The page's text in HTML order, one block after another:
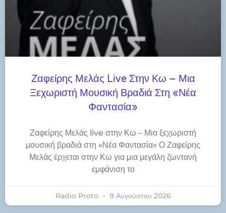
Ζαφείρης Μελάς Live Στην Κω – Μια
Ξεχωριστή Μουσική Βραδιά Στη «Νέα
Φαντασία»
Ζαφείρης Μελάς live στην Κω – Μια ξεχωριστή
μουσική βραδιά στη «Νέα Φαντασία» Ο Ζαφείρης
Μελάς έρχεται στην Κω για μια μεγάλη ζωντανή
εμφάνιση το
Radio Proto 9 Αυγούστου 2026